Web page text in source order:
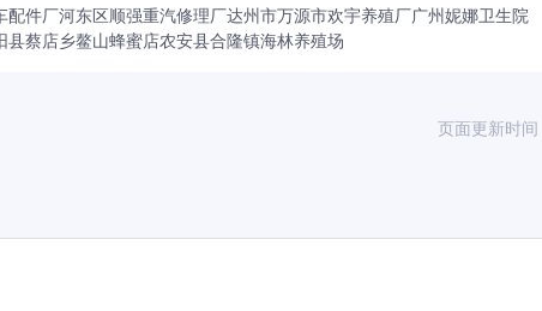
配件厂河东区顺强重汽修理厂达州市万源市欢宇养殖厂广州妮娜卫生院
县蔡店乡鳌山蜂蜜店农安县合隆镇海林养殖场
页面更新时